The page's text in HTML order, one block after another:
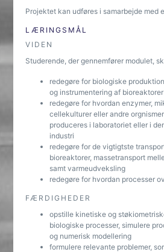
Projektet kan udføres i samarbejde med
LÆRINGSMÅL
VIDEN
Studerende, der gennemfører modulet,
redegøre for biologiske
og instrumentering af bioreaktorer
redegøre for hvordan enzymer,
cellekulturer eller andre
produceres i laboratoriet eller i
industri
redegøre for de vigtigtste
bioreaktorer, massetransport
samt varmeudveksling
redegøre for hvordan processer
FÆRDIGHEDER
opstille kinetiske og
biologiske processer, simulere
og numerisk modellering
formulere relevante problemer,